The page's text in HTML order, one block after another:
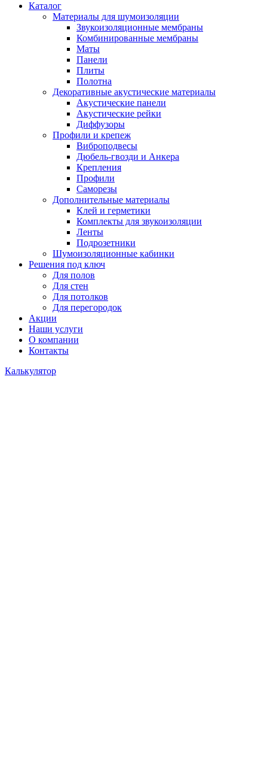
Каталог
Материалы для шумоизоляции
Звукоизоляционные мембраны
Комбинированные мембраны
Маты
Панели
Плиты
Полотна
Декоративные акустические материалы
Акустические панели
Акустические рейки
Диффузоры
Профили и крепеж
Виброподвесы
Дюбель-гвозди и Анкера
Крепления
Профили
Саморезы
Дополнительные материалы
Клей и герметики
Комплекты для звукоизоляции
Ленты
Подрозетники
Шумоизоляционные кабинки
Решения под ключ
Для полов
Для стен
Для потолков
Для перегородок
Акции
Наши услуги
О компании
Контакты
Калькулятор